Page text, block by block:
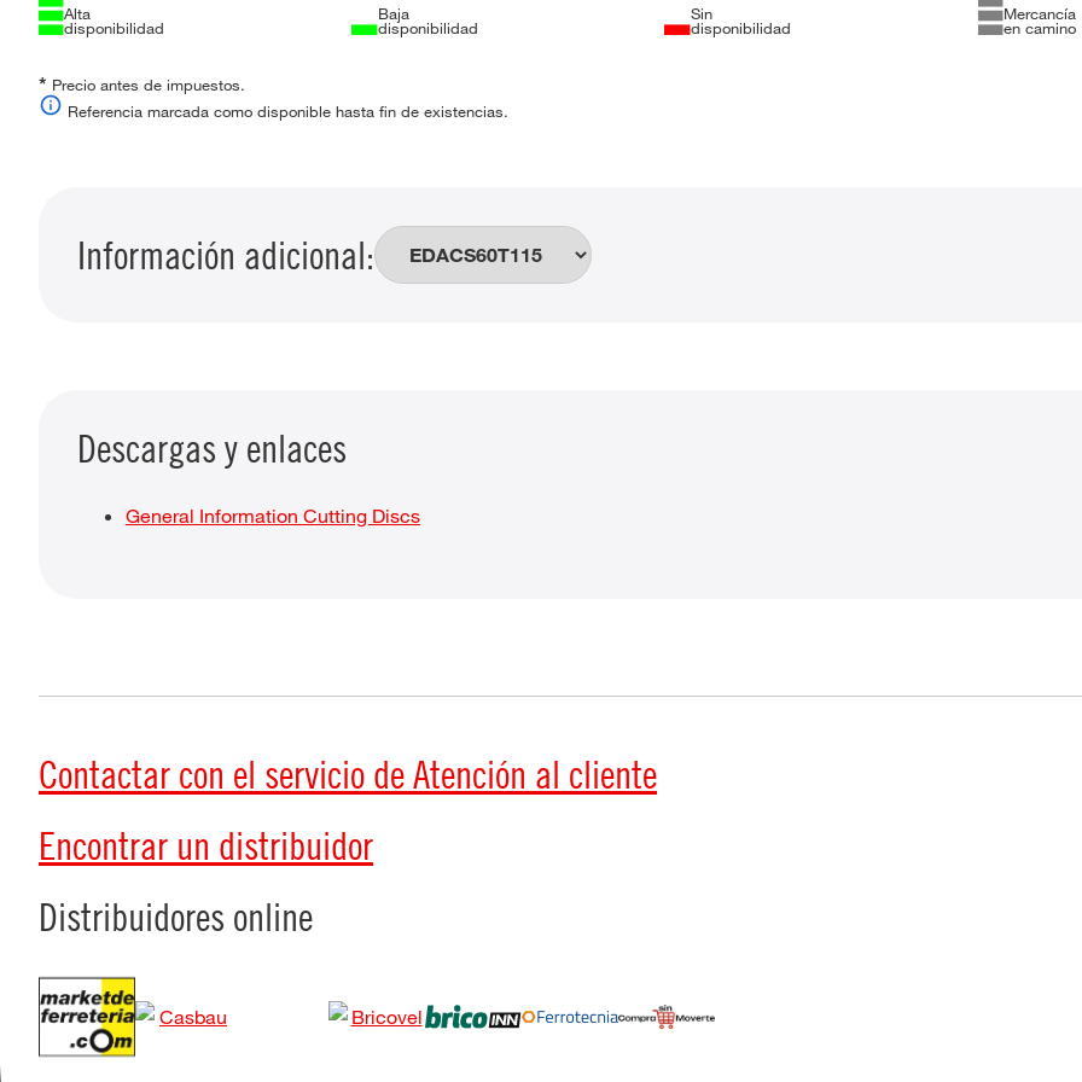
Alta
disponibilidad
Baja
disponibilidad
Sin
disponibilidad
Mercancía
en camino
* Precio antes de impuestos.
Referencia marcada como disponible hasta fin de existencias.
Información adicional:
Descargas y enlaces
General Information Cutting Discs
Contactar con el servicio de Atención al cliente
Encontrar un distribuidor
Distribuidores online